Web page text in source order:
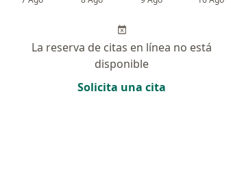
La reserva de citas en línea no está
disponible
Solicita una cita